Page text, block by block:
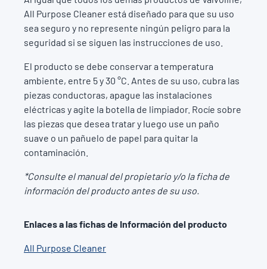
All Purpose Cleaner está diseñado para que su uso
sea seguro y no represente ningún peligro para la
seguridad si se siguen las instrucciones de uso.
El producto se debe conservar a temperatura
ambiente, entre 5 y 30 °C. Antes de su uso, cubra las
piezas conductoras, apague las instalaciones
eléctricas y agite la botella de limpiador. Rocíe sobre
las piezas que desea tratar y luego use un paño
suave o un pañuelo de papel para quitar la
contaminación.
*Consulte el manual del propietario y/o la ficha de
información del producto antes de su uso.
Enlaces a las fichas de Información del producto
All Purpose Cleaner